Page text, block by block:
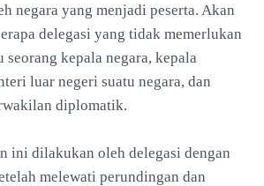
negara yang menjadi peserta. Akan
delegasi yang tidak memerlukan
seorang kepala negara, kepala
luar negeri suatu negara, dan
diplomatik.
ini dilakukan oleh delegasi dengan
melewati perundingan dan